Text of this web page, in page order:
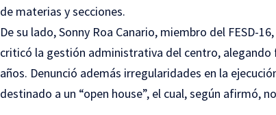
de materias y secciones.
De su lado, Sonny Roa Canario, miembro del FESD-
criticó la gestión administrativa del centro,
años. Denunció además irregularidades en la
destinado a un “open house”, el cual, según afirmó,